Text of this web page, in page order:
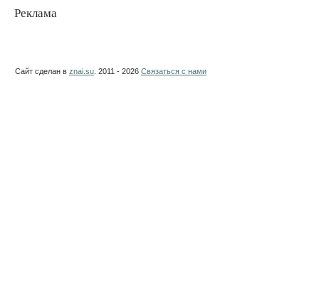
Реклама
Сайт сделан в znai.su . 2011 - 2026 Связаться с нами